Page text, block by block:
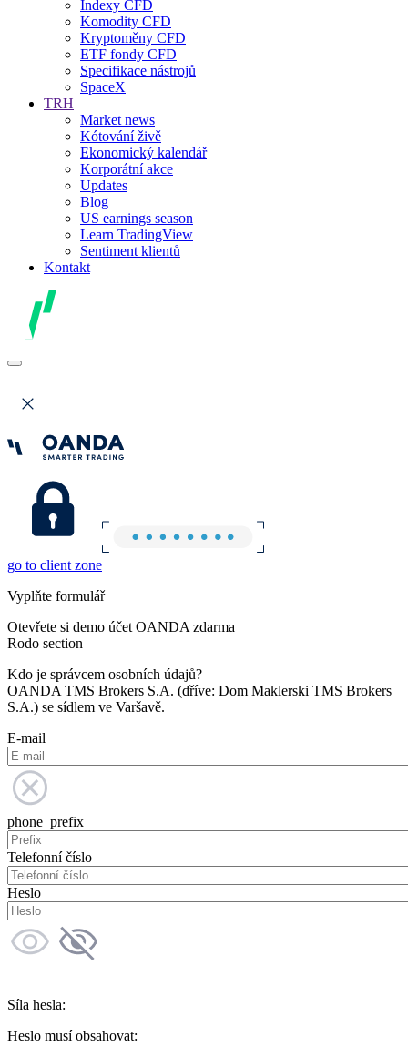
Indexy CFD
Komodity CFD
Kryptoměny CFD
ETF fondy CFD
Specifikace nástrojů
SpaceX
TRH
Market news
Kótování živě
Ekonomický kalendář
Korporátní akce
Updates
Blog
US earnings season
Learn TradingView
Sentiment klientů
Kontakt
go to client zone
Vyplňte formulář
Otevřete si demo účet OANDA zdarma
Rodo section
Kdo je správcem osobních údajů?
OANDA TMS Brokers S.A. (dříve: Dom Maklerski TMS Brokers
S.A.) se sídlem ve Varšavě.
E-mail
phone_prefix
Telefonní číslo
Heslo
Síla hesla:
Heslo musí obsahovat: